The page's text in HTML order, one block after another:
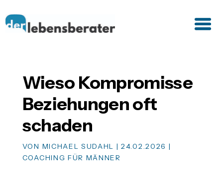
Wieso Kompromisse
Beziehungen oft
schaden
VON MICHAEL SUDAHL |24.02.2026 |
COACHING FÜR MÄNNER